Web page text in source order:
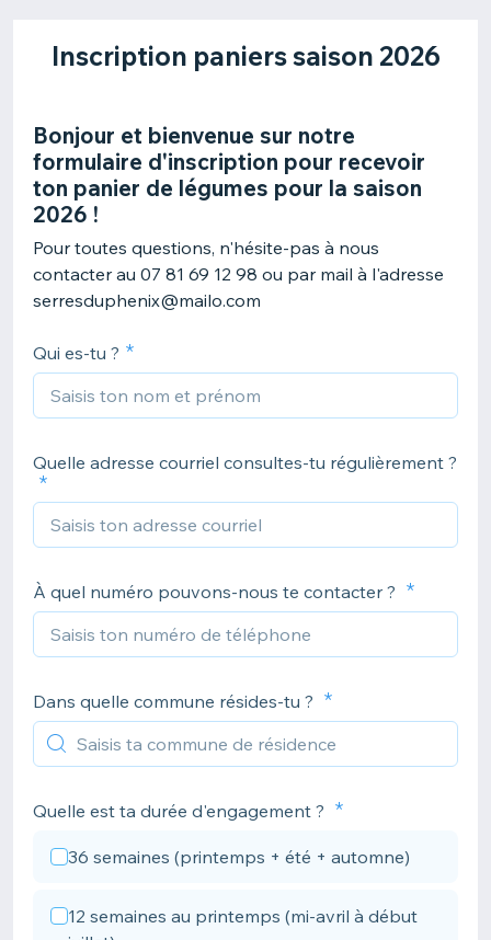
Inscription paniers saison 2026
Bonjour et bienvenue sur notre
formulaire d'inscription pour recevoir
ton panier de légumes pour la saison
2026 !
Pour toutes questions, n'hésite-pas à nous
contacter au 07 81 69 12 98 ou par mail à l'adresse
serresduphenix@mailo.com
Qui es-tu ?
Quelle adresse courriel consultes-tu régulièrement ?
À quel numéro pouvons-nous te contacter ?
Dans quelle commune résides-tu ?
Quelle est ta durée d'engagement ?
36 semaines (printemps + été + automne)
12 semaines au printemps (mi-avril à début